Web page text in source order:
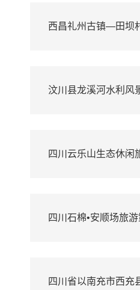
西昌礼州古镇—田坝
汶川县龙溪河水利风
四川云乐山生态休闲
四川石棉•安顺场旅游
四川省以南充市西充